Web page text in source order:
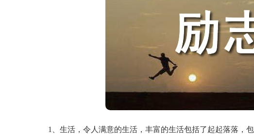
1、生活，令人满意的生活，丰富的生活包括了起起落落，